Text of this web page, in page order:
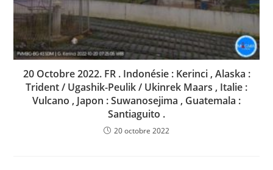
20 Octobre 2022. FR . Indonésie : Kerinci , Alaska :
Trident / Ugashik-Peulik / Ukinrek Maars , Italie :
Vulcano , Japon : Suwanosejima , Guatemala :
Santiaguito .
20 octobre 2022